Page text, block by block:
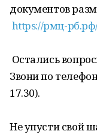
документов
https://рмц-
Остались
Звони по
17.30).
Не упусти свой